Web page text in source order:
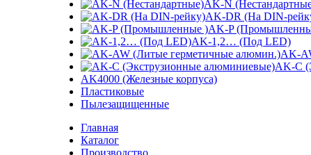
AK-N
AK-DR (На DIN-
AK-P
AK-1,2… (Под LED)
AK-
AK-C
AK4000 (Железные корпуса)
Пластиковые
Пылезащищенные
Главная
Каталог
Производство
Увеличить